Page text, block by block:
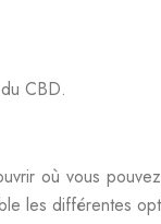
CBD.
où vous
les différentes